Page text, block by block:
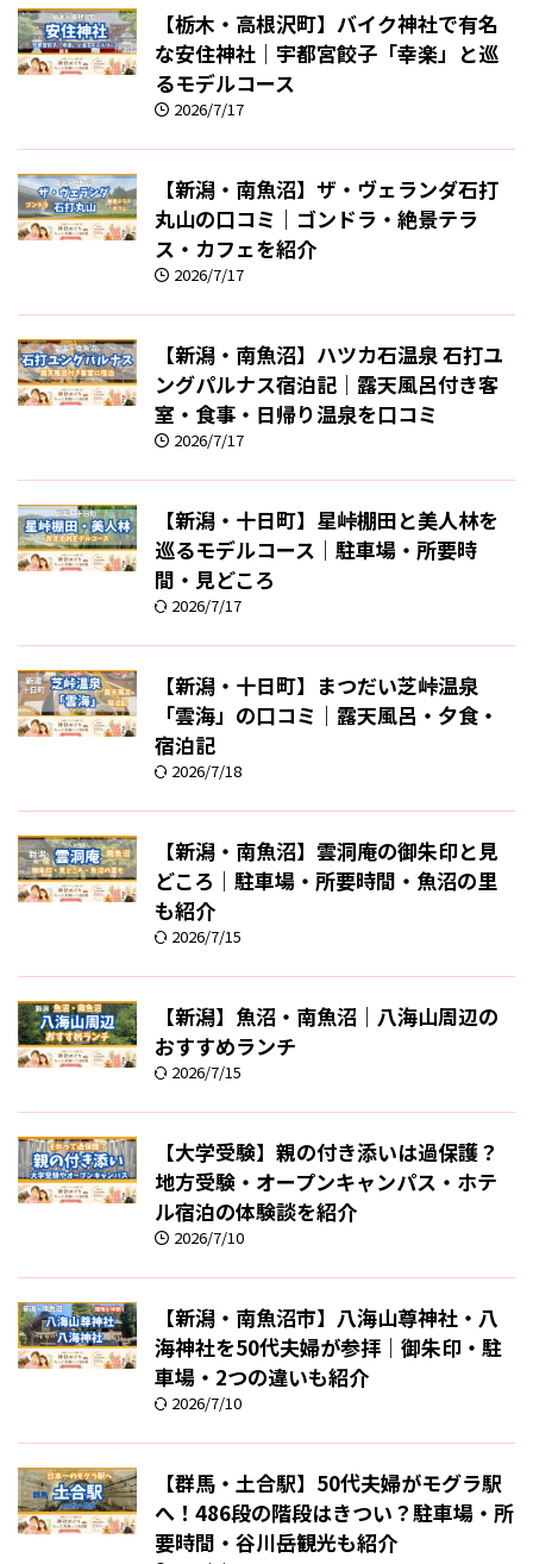
【栃木・高根沢町】バイク神社で有名
な安住神社｜宇都宮餃子「幸楽」と巡
るモデルコース
2026/7/17
【新潟・南魚沼】ザ・ヴェランダ石打
丸山の口コミ｜ゴンドラ・絶景テラ
ス・カフェを紹介
2026/7/17
【新潟・南魚沼】ハツカ石温泉 石打ユ
ングパルナス宿泊記｜露天風呂付き客
室・食事・日帰り温泉を口コミ
2026/7/17
【新潟・十日町】星峠棚田と美人林を
巡るモデルコース｜駐車場・所要時
間・見どころ
2026/7/17
【新潟・十日町】まつだい芝峠温泉
「雲海」の口コミ｜露天風呂・夕食・
宿泊記
2026/7/18
【新潟・南魚沼】雲洞庵の御朱印と見
どころ｜駐車場・所要時間・魚沼の里
も紹介
2026/7/15
【新潟】魚沼・南魚沼｜八海山周辺の
おすすめランチ
2026/7/15
【大学受験】親の付き添いは過保護？
地方受験・オープンキャンパス・ホテ
ル宿泊の体験談を紹介
2026/7/10
【新潟・南魚沼市】八海山尊神社・八
海神社を50代夫婦が参拝｜御朱印・駐
車場・2つの違いも紹介
2026/7/10
【群馬・土合駅】50代夫婦がモグラ駅
へ！486段の階段はきつい？駐車場・所
要時間・谷川岳観光も紹介